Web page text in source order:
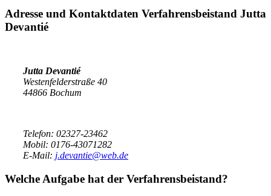
Adresse und Kontaktdaten Verfahrensbeistand Jutta
Devantié
Jutta Devantié
Westenfelderstraße 40
44866 Bochum
Telefon: 02327-23462
Mobil: 0176-43071282
E-Mail: j.devantie@web.de
Welche Aufgabe hat der Verfahrensbeistand?